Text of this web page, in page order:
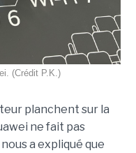
(Crédit P.K.)
planchent sur la
ne fait pas
a expliqué que